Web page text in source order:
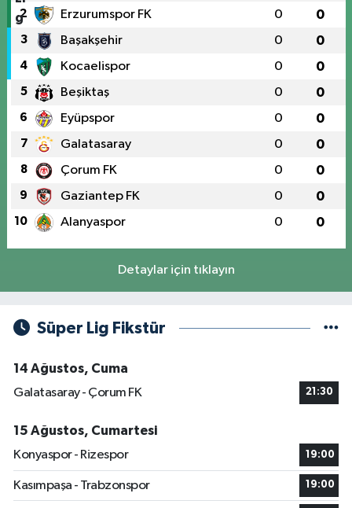
2 Erzurumspor FK 0 0
3 Başakşehir 0 0
4 Kocaelispor 0 0
5 Beşiktaş 0 0
6 Eyüpspor 0 0
7 Galatasaray 0 0
8 Çorum FK 0 0
9 Gaziantep FK 0 0
10 Alanyaspor 0 0
Detaylar için tıklayın
Süper Lig Fikstür
14 Ağustos, Cuma
Galatasaray - Çorum FK
21:30
15 Ağustos, Cumartesi
Konyaspor - Rizespor
19:00
Kasımpaşa - Trabzonspor 19:00